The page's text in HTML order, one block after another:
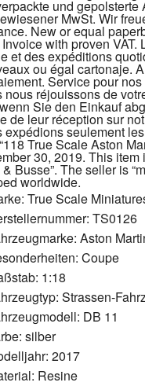
und
MwSt. Wir
New or equal
with proven
et des expéditions
ou égal cartonaje.
Service pour
nous réjouissons de
Sie den Einkauf
de leur réception sur
expédions seulement
True Scale Aston
30, 2019. This
Busse”. The seller is
worldwide.
True Scale
TS0126
Aston
Coupe
1:18
Strassen-
DB 11
silber
2017
Resine